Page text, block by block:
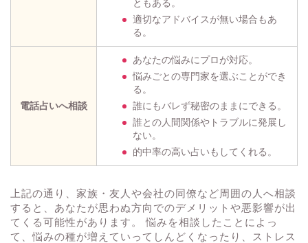
ともある。
適切なアドバイスが無い場合もあ
る。
電話占いへ相談
あなたの悩みにプロが対応。
悩みごとの専門家を選ぶことができ
る。
誰にもバレず秘密のままにできる。
誰との人間関係やトラブルに発展し
ない。
的中率の高い占いもしてくれる。
上記の通り、家族・友人や会社の同僚など周囲の人へ相談
すると、あなたが思わぬ方向でのデメリットや悪影響が出
てくる可能性があります。 悩みを相談したことによっ
て、悩みの種が増えていってしんどくなったり、ストレス